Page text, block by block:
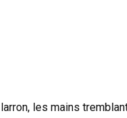
les mains